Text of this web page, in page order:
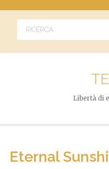
Libertà di
Eternal